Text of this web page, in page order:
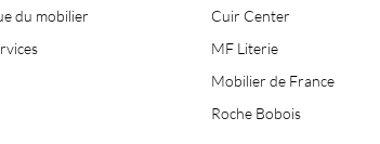
du mobilier
Cuir Center
MF Literie
Mobilier de France
Roche Bobois